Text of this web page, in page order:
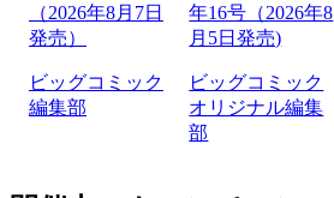
（2026年8月7日
発売）
ビッグコミック
編集部
年16号（2026年8
月5日発売)
ビッグコミック
オリジナル編集
部